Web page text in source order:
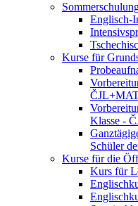
Englisch-
Kurse für
Klasse -
Schüler
Kurse für die
Kurs für